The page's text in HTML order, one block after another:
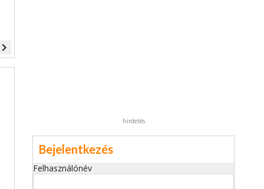
navigate_next
hirdetés
Bejelentkezés
Felhasználónév